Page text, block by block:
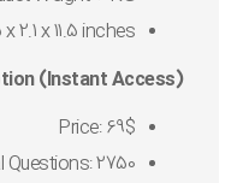
x 11.5 inches
(Instant Access)
Price: 69$
Questions: 2750